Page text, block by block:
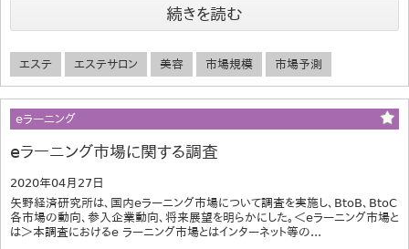
続きを読む
エステ エステサロン 美容 市場規模 市場予測
eラーニング
eラーニング市場に関する調査
2020年04月27日
矢野経済研究所は、国内eラーニング市場について調査を実施し、BtoB、BtoC
各市場の動向、参入企業動向、将来展望を明らかにした。＜eラーニング市場と
は＞本調査におけるe ラーニング市場とはインターネット等の...